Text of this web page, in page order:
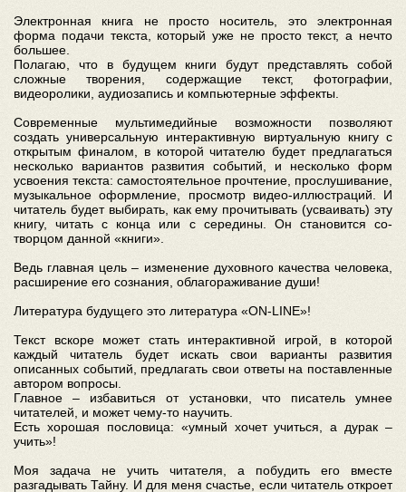
Электронная книга не просто носитель, это электронная
форма подачи текста, который уже не просто текст, а нечто
большее.
Полагаю, что в будущем книги будут представлять собой
сложные творения, содержащие текст, фотографии,
видеоролики, аудиозапись и компьютерные эффекты.
Современные мультимедийные возможности позволяют
создать универсальную интерактивную виртуальную книгу с
открытым финалом, в которой читателю будет предлагаться
несколько вариантов развития событий, и несколько форм
усвоения текста: самостоятельное прочтение, прослушивание,
музыкальное оформление, просмотр видео-иллюстраций. И
читатель будет выбирать, как ему прочитывать (усваивать) эту
книгу, читать с конца или с середины. Он становится со-
творцом данной «книги».
Ведь главная цель – изменение духовного качества человека,
расширение его сознания, облагораживание души!
Литература будущего это литература «ON-LINЕ»!
Текст вскоре может стать интерактивной игрой, в которой
каждый читатель будет искать свои варианты развития
описанных событий, предлагать свои ответы на поставленные
автором вопросы.
Главное – избавиться от установки, что писатель умнее
читателей, и может чему-то научить.
Есть хорошая пословица: «умный хочет учиться, а дурак –
учить»!
Моя задача не учить читателя, а побудить его вместе
разгадывать Тайну. И для меня счастье, если читатель откроет